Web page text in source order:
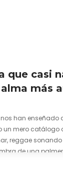
que casi
más
han
un mero catálogo
reggae
de una